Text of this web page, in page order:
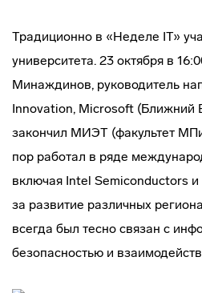
Традиционно в «Неделе IT»
университета. 23 октября в
Минаждинов, руководитель
Innovation, Microsoft (Ближний
закончил МИЭТ (факультет
пор работал в ряде
включая Intel Semiconductors и
за развитие различных
всегда был тесно связан с
безопасностью и